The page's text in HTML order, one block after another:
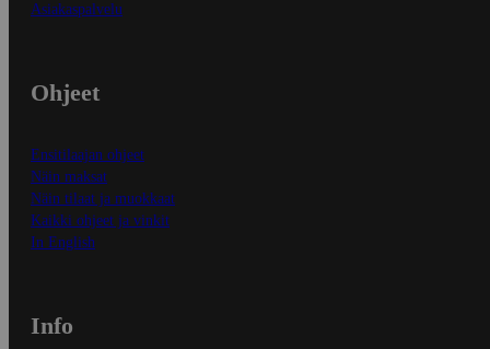
Asiakaspalvelu
Ohjeet
Ensitilaajan ohjeet
Näin maksat
Näin tilaat ja muokkaat
Kaikki ohjeet ja vinkit
In English
Info